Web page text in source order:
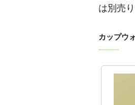
は別売
カップウ